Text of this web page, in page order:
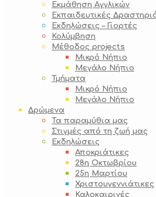
Εκμάθηση Αγγλικών
Εκπαιδευτικές
Εκδηλώσεις – Γιορτές
Κολύμβηση
Μέθοδος projects
Μικρό Νήπιο
Μεγάλο Νήπιο
Τμήματα
Μικρό Νήπιο
Μεγάλο Νήπιο
Δρώμενα
Τα παραμύθια μας
Στιγμές από τη ζωή μας
Εκδηλώσεις
Αποκριάτικες
28η Οκτωβρίου
25η Μαρτίου
Χριστουγεννιάτικες
Καλοκαιρινές